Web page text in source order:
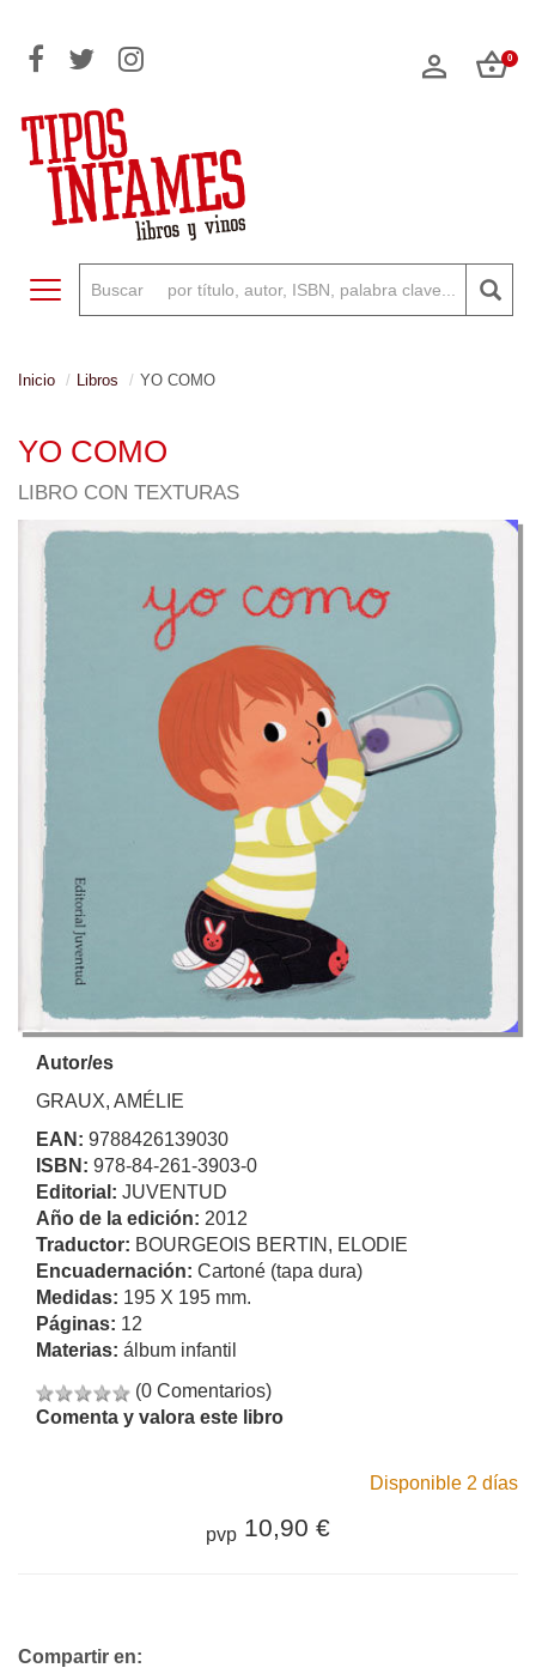
0
Toggle navigation
Inicio Libros YO COMO
YO COMO
LIBRO CON TEXTURAS
Autor/es
GRAUX, AMÉLIE
EAN: 9788426139030
ISBN: 978-84-261-3903-0
Editorial: JUVENTUD
Año de la edición: 2012
Traductor: BOURGEOIS BERTIN, ELODIE
Encuadernación: Cartoné (tapa dura)
Medidas: 195 X 195 mm.
Páginas: 12
Materias: álbum infantil
(0 Comentarios)
Comenta y valora este libro
Disponible 2 días
pvp 10,90 €
Compartir en: